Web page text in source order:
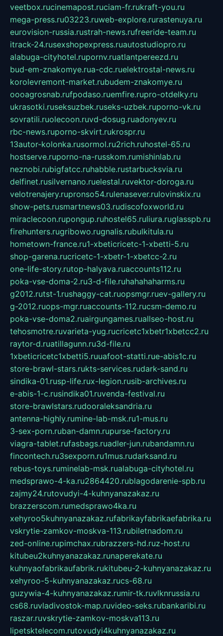
veetbox.rucinemapost.ruciam-fr.rukraft-you.ru
mega-press.ru03223.ruweb-explore.rurastenuya.ru
eurovision-russia.rustrah-news.rufreeride-team.ru
itrack-24.rusexshopexpress.ruautostudiopro.ru
alabuga-cityhotel.rupornv.ruatlantpereezd.ru
bud-em-znakomye.rua-cdc.ruelektrostal-news.ru
korolevremont-market.rubudem-znakomye.ru
oooagrosnab.rufpodaso.ruemfire.rupro-otdelky.ru
ukrasotki.ruseksuzbek.ruseks-uzbek.ruporno-vk.ru
sovratili.ruolecoon.ruvd-dosug.ruadonyev.ru
rbc-news.ruporno-skvirt.rukrospr.ru
13autor-kolonka.rusormol.ru2rich.ruhostel-65.ru
hostserve.ruporno-na-russkom.rumishinlab.ru
neznobi.rubigfatcc.ruhabble.rustarbucksvia.ru
delfinet.rusilvernano.ruelestal.ruvektor-doroga.ru
velotrenajery.rupronso54.rulenasever.rulovinskix.ru
show-pets.rusmartnews03.rudiscofoxworld.ru
miraclecoon.rupongup.ruhostel65.ruliura.ruglasspb.ru
firehunters.rugribowo.rugnalis.rubulkitula.ru
hometown-france.ru1-xbeticricetc-1-xbetti-5.ru
shop-garena.rucricetc-1-xbetr-1-xbetcc-2.ru
one-life-story.rutop-halyava.ruaccounts112.ru
poka-vse-doma-2.ru3-d-file.ruhahahaharms.ru
g2012.rutst-1.rushaggy-cat.ruopsmgr.ruev-gallery.ru
g-2012.ruops-mgr.ruaccounts-112.rucsm-demo.ru
poka-vse-doma2.ruairgungames.ruallseo-host.ru
tehosmotre.ruvarieta-yug.rucricetc1xbetr1xbetcc2.ru
raytor-d.ruatillagunn.ru3d-file.ru
1xbeticricetc1xbetti5.ruuafoot-statti.rue-abis1c.ru
store-brawl-stars.rukts-services.rudark-sand.ru
sindika-01.rusp-life.rux-legion.rusib-archives.ru
e-abis-1-c.rusindika01.ruvenda-festival.ru
store-brawlstars.rudooraleksandria.ru
antenna-highly.rumine-lab-msk.ru1-mus.ru
3-sex-porn.ruban-damn.rupurse-factory.ru
viagra-tablet.rufasbags.ruadler-jun.rubandamn.ru
fincontech.ru3sexporn.ru1mus.rudarksand.ru
rebus-toys.ruminelab-msk.rualabuga-cityhotel.ru
medsprawo-4-ka.ru2864420.rublagodarenie-spb.ru
zajmy24.rutovudyi-4-kuhnyanazakaz.ru
brazzerscom.rumedsprawo4ka.ru
xehyroo5kuhnyanazakaz.rufabrikayfabrikaefabrika.ru
vskrytie-zamkov-moskva-113.rubiletnadom.ru
zed-online.rupimchax.rubrazzers-hd.ruz-host.ru
kitubeu2kuhnyanazakaz.runaperekate.ru
kuhnyaofabrikaufabrik.rukitubeu-2-kuhnyanazakaz.ru
xehyroo-5-kuhnyanazakaz.rucs-68.ru
guzywia-4-kuhnyanazakaz.rumir-tk.ruvlknrussia.ru
cs68.ruvladivostok-map.ruvideo-seks.rubankaribi.ru
raszar.ruvskrytie-zamkov-moskva113.ru
lipetsktelecom.rutovudyi4kuhnyanazakaz.ru